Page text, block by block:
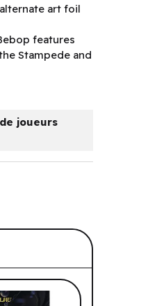
art foil
features
Stampede and
joueurs